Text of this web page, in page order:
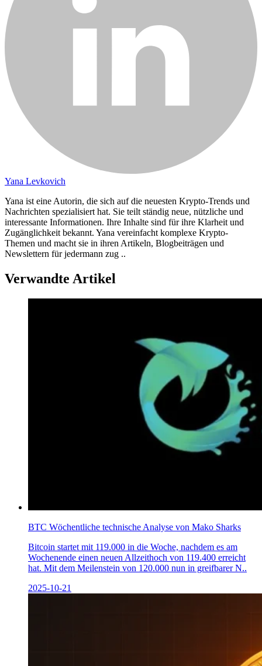
Yana Levkovich
Yana ist eine Autorin, die sich auf die neuesten Krypto-Trends und
Nachrichten spezialisiert hat. Sie teilt ständig neue, nützliche und
interessante Informationen. Ihre Inhalte sind für ihre Klarheit und
Zugänglichkeit bekannt. Yana vereinfacht komplexe Krypto-
Themen und macht sie in ihren Artikeln, Blogbeiträgen und
Newslettern für jedermann zug ..
Verwandte Artikel
BTC Wöchentliche technische Analyse von Mako Sharks
Bitcoin startet mit 119.000 in die Woche, nachdem es am
Wochenende einen neuen Allzeithoch von 119.400 erreicht
hat. Mit dem Meilenstein von 120.000 nun in greifbarer N..
2025-10-21